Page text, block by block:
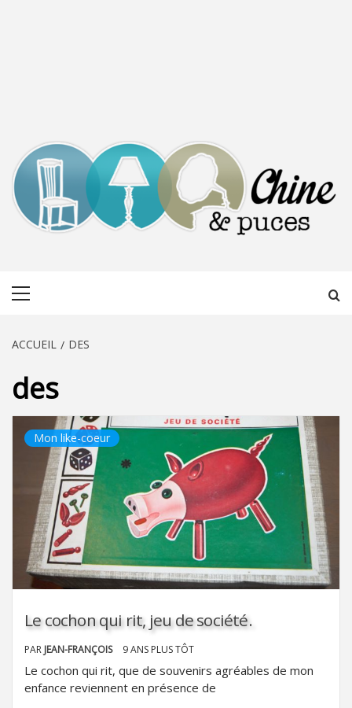
ACCUEIL DES
des
Mon like-coeur
Le cochon qui rit, jeu de société.
PAR JEAN-FRANÇOIS 9 ANS PLUS TÔT
Le cochon qui rit, que de souvenirs agréables de mon
enfance reviennent en présence de